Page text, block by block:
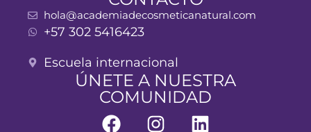
hola@academiadecosmeticanatural.com
+57 302 5416423
Escuela internacional
ÚNETE A NUESTRA
COMUNIDAD